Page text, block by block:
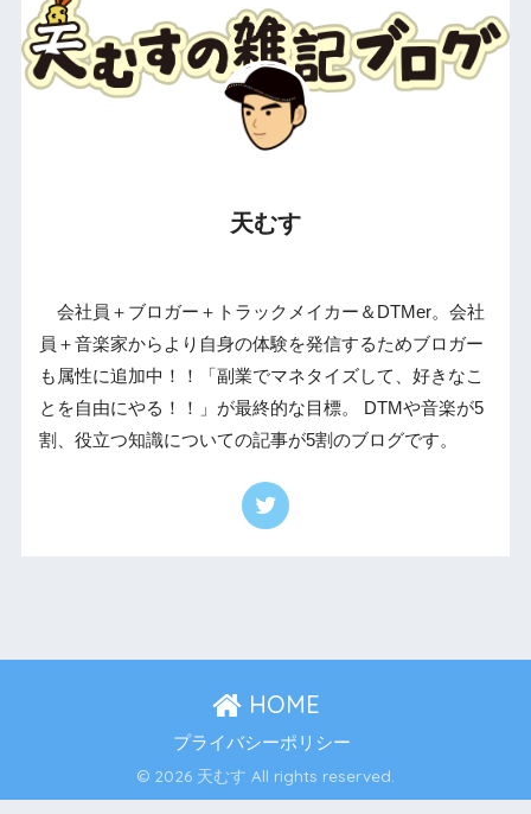
天むす
会社員＋ブロガー＋トラックメイカー＆DTMer。会社
員＋音楽家からより自身の体験を発信するためブロガー
も属性に追加中！！「副業でマネタイズして、好きなこ
とを自由にやる！！」が最終的な目標。 DTMや音楽が5
割、役立つ知識についての記事が5割のブログです。
HOME
プライバシーポリシー
© 2026 天むす All rights reserved.